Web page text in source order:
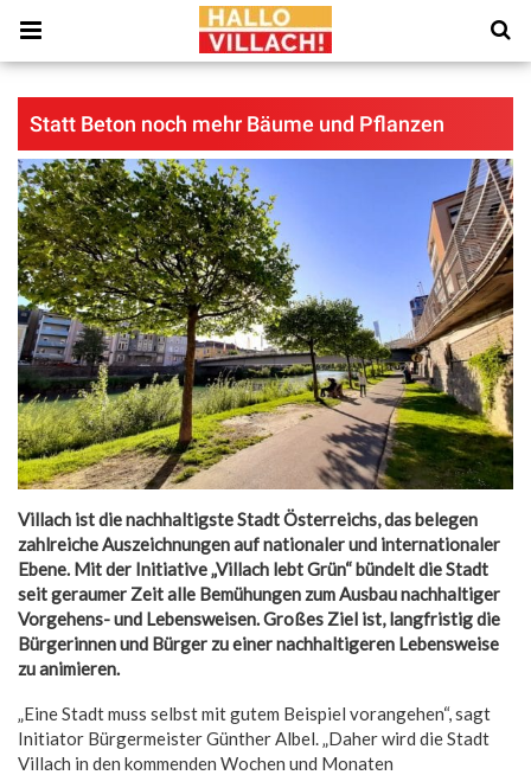
Statt Beton noch mehr Bäume und Pflanzen
Villach ist die nachhaltigste Stadt Österreichs, das belegen
zahlreiche Auszeichnungen auf nationaler und internationaler
Ebene. Mit der Initiative „Villach lebt Grün“ bündelt die Stadt
seit geraumer Zeit alle Bemühungen zum Ausbau nachhaltiger
Vorgehens- und Lebensweisen. Großes Ziel ist, langfristig die
Bürgerinnen und Bürger zu einer nachhaltigeren Lebensweise
zu animieren.
„Eine Stadt muss selbst mit gutem Beispiel vorangehen“, sagt
Initiator Bürgermeister Günther Albel. „Daher wird die Stadt
Villach in den kommenden Wochen und Monaten